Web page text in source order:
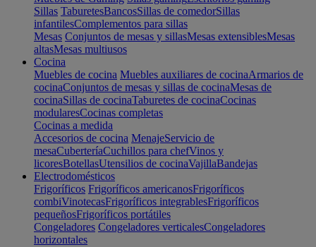
Sillas TaburetesBancosSillas de comedorSillas
infantilesComplementos para sillas
Mesas Conjuntos de mesas y sillasMesas extensiblesMesas
altasMesas multiusos
Cocina
Muebles de cocina Muebles auxiliares de cocinaArmarios de
cocinaConjuntos de mesas y sillas de cocinaMesas de
cocinaSillas de cocinaTaburetes de cocinaCocinas
modularesCocinas completas
Cocinas a medida
Accesorios de cocina MenajeServicio de
mesaCuberteríaCuchillos para chefVinos y
licoresBotellasUtensilios de cocinaVajillaBandejas
Electrodomésticos
Frigoríficos Frigoríficos americanosFrigoríficos
combiVinotecasFrigoríficos integrablesFrigoríficos
pequeñosFrigoríficos portátiles
Congeladores Congeladores verticalesCongeladores
horizontales